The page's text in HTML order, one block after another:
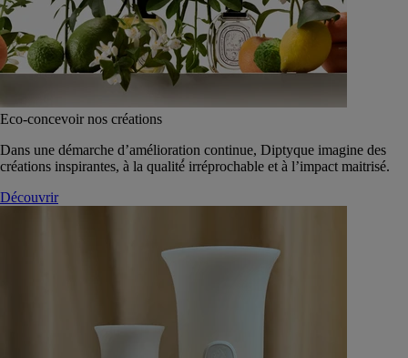
Eco-concevoir nos créations
Dans une démarche d’amélioration continue, Diptyque imagine des
créations inspirantes, à la qualité́ irréprochable et à l’impact maitrisé.
Découvrir